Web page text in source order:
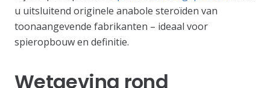
u uitsluitend originele anabole steroïden van
toonaangevende fabrikanten – ideaal voor
spieropbouw en definitie.
Wetgeving rond